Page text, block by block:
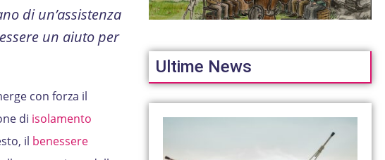
di un’assistenza
un aiuto per
con forza il
di isolamento
il benessere
Ultime News